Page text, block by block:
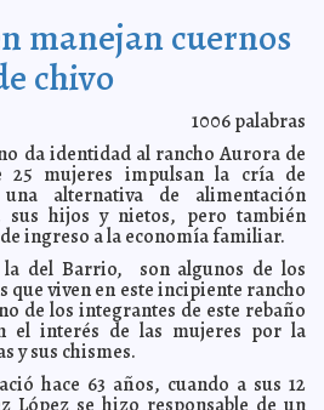
para tiempo de estiaje
jueves el frente frío 34
del DIF Municipal, sensibles a
ciencia, ejemplo de consenso en el
Slim el hombre más rico del mundo
orígenes y costumbre Guillermo
inicio a la venta de sus productos por
en Línea"
panista en Espita A7
manejan cuernos
chivo
1006palabras
da identidad al rancho Aurora de
25 mujeres impulsan la cría de
alternativa de alimentación
sus hijos y nietos, pero también
ingreso a la economía familiar.
la del Barrio, son algunos de los
que viven en este incipiente rancho
de los integrantes de este rebaño
el interés de las mujeres por la
y sus chismes.
hace 63 años, cuando a sus 12
López se hizo responsable de un